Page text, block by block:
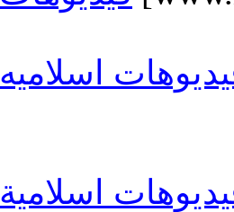
اسلاميه
اسلامية